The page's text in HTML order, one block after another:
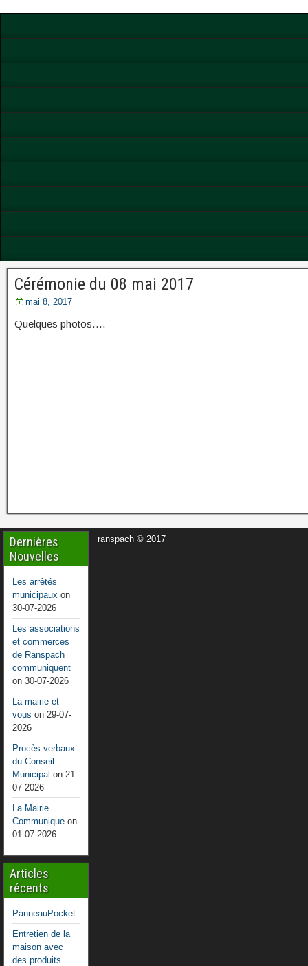
Cérémonie du 08 mai 2017
mai 8, 2017
Quelques photos….
Dernières
Nouvelles
Les arrêtés
municipaux on
30-07-2026
Les associations
et commerces
de Ranspach
communiquent
on 30-07-2026
La mairie et
vous on 29-07-
2026
Procès verbaux
du Conseil
Municipal on 21-
07-2026
La Mairie
Communique on
01-07-2026
Articles
récents
PanneauPocket
Entretien de la
maison avec
des produits
ranspach © 2017